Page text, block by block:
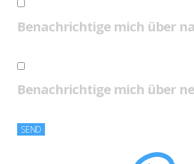
Benachrichtige mich über
Benachrichtige mich über